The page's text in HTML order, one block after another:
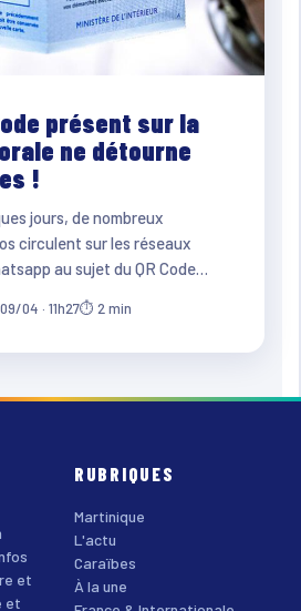
présent sur la
ne détourne
!
jours, de nombreux
circulent sur les réseaux
au sujet du QR Code…
09/04 · 11h27⏱ 2 min
et
et
RUBRIQUES
Martinique
L'actu
Caraïbes
À la une